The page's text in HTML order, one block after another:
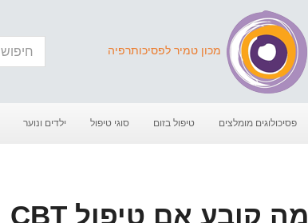
מכון טמיר לפסיכותרפיה
פסיכולוגים מומלצים טיפול בזום סוגי טיפול ילדים ונוער
מה קובע אם טיפול CBT יצליח או ייכשל?